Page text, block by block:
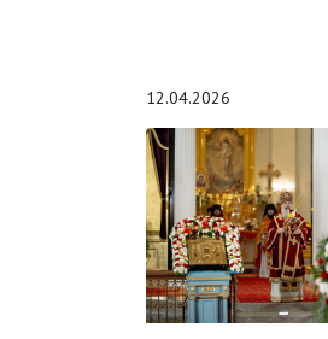
12.04.2026